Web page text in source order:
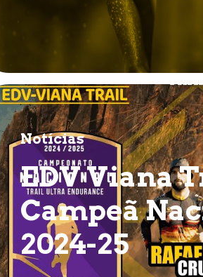
Notícias
EDV Viana
Campeã
2024-25